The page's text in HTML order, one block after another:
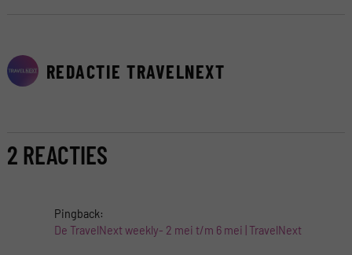
REDACTIE TRAVELNEXT
2 REACTIES
Pingback:
De TravelNext weekly- 2 mei t/m 6 mei | TravelNext